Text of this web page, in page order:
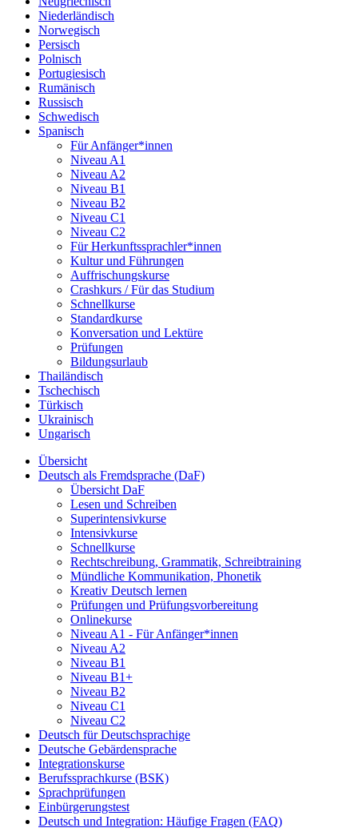
Niederländisch
Norwegisch
Persisch
Polnisch
Portugiesisch
Rumänisch
Russisch
Schwedisch
Spanisch
Für Anfänger*innen
Niveau A1
Niveau A2
Niveau B1
Niveau B2
Niveau C1
Niveau C2
Für Herkunftssprachler*innen
Kultur und Führungen
Auffrischungskurse
Crashkurs / Für das Studium
Schnellkurse
Standardkurse
Konversation und Lektüre
Prüfungen
Bildungsurlaub
Thailändisch
Tschechisch
Türkisch
Ukrainisch
Ungarisch
Übersicht
Deutsch als Fremdsprache (DaF)
Übersicht DaF
Lesen und Schreiben
Superintensivkurse
Intensivkurse
Schnellkurse
Rechtschreibung, Grammatik, Schreibtraining
Mündliche Kommunikation, Phonetik
Kreativ Deutsch lernen
Prüfungen und Prüfungsvorbereitung
Onlinekurse
Niveau A1 - Für Anfänger*innen
Niveau A2
Niveau B1
Niveau B1+
Niveau B2
Niveau C1
Niveau C2
Deutsch für Deutschsprachige
Deutsche Gebärdensprache
Integrationskurse
Berufssprachkurse (BSK)
Sprachprüfungen
Einbürgerungstest
Deutsch und Integration: Häufige Fragen (FAQ)